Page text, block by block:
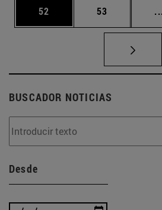
Página
52 Página
53 ...
BUSCADOR NOTICIAS
Desde